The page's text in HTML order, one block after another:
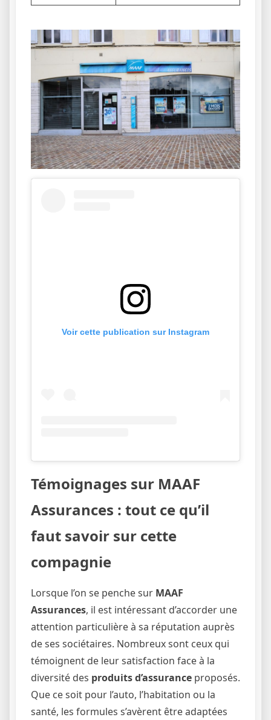
Voir cette publication sur Instagram
Témoignages sur MAAF
Assurances : tout ce qu’il
faut savoir sur cette
compagnie
Lorsque l’on se penche sur MAAF
Assurances, il est intéressant d’accorder une
attention particulière à sa réputation auprès
de ses sociétaires. Nombreux sont ceux qui
témoignent de leur satisfaction face à la
diversité des produits d’assurance proposés.
Que ce soit pour l’auto, l’habitation ou la
santé, les formules s’avèrent être adaptées